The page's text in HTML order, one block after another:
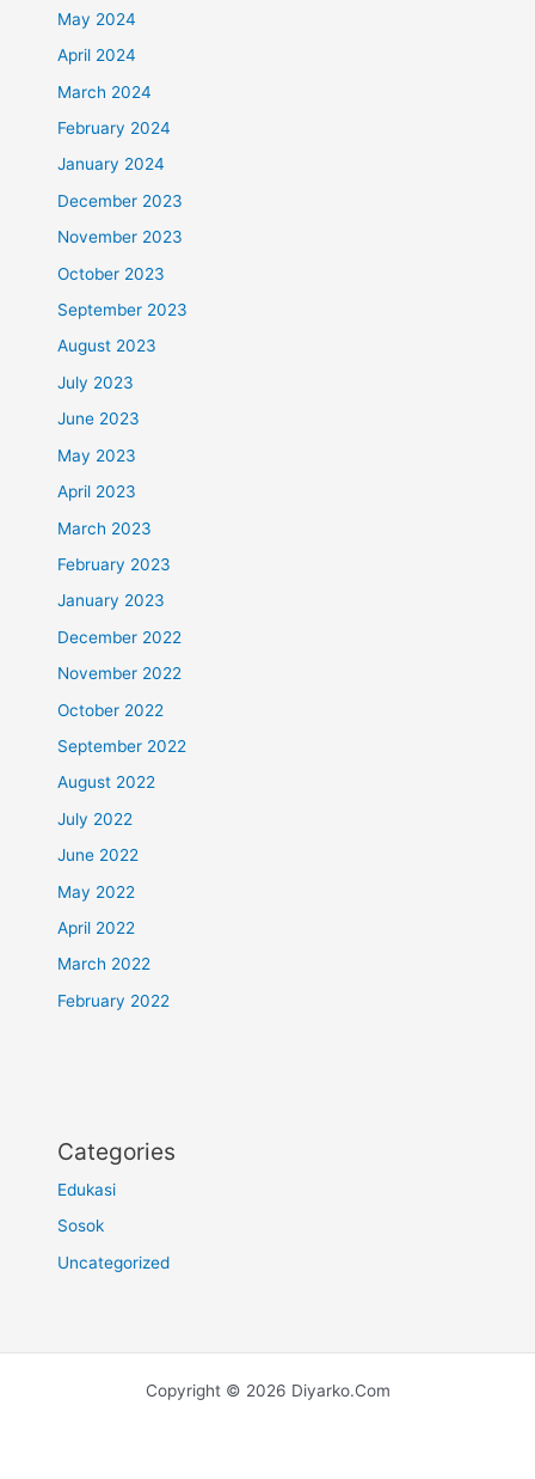
May 2024
April 2024
March 2024
February 2024
January 2024
December 2023
November 2023
October 2023
September 2023
August 2023
July 2023
June 2023
May 2023
April 2023
March 2023
February 2023
January 2023
December 2022
November 2022
October 2022
September 2022
August 2022
July 2022
June 2022
May 2022
April 2022
March 2022
February 2022
Categories
Edukasi
Sosok
Uncategorized
Copyright © 2026 Diyarko.Com